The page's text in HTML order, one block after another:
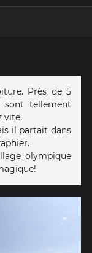
Près de 5
sont tellement
vite.
il partait dans
olympique